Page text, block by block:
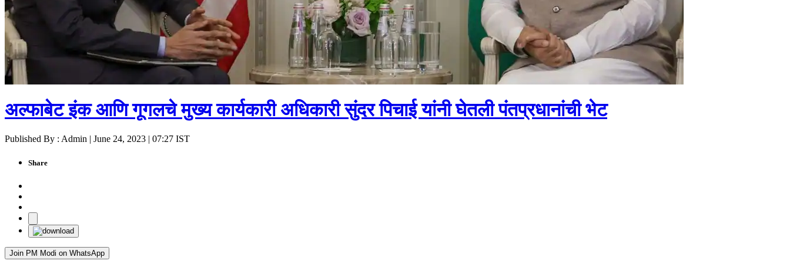
अल्फाबेट इंक आणि गूगलचे मुख्य कार्यकारी अधिकारी सुंदर पिचाई यांनी घेतली पंतप्रधानांची भेट
Published By : Admin | June 24, 2023 | 07:27 IST
Share
Join PM Modi on WhatsApp